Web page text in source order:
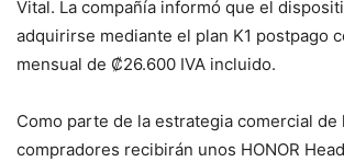
Vital. La compañía informó que el
adquirirse mediante el plan K1 postpago
mensual de ₡26.600 IVA incluido.
Como parte de la estrategia comercial de
compradores recibirán unos HONOR